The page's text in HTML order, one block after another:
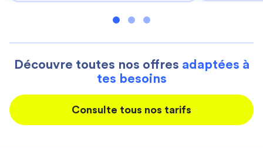
Découvre toutes nos offres adaptées à
tes besoins
Consulte tous nos tarifs